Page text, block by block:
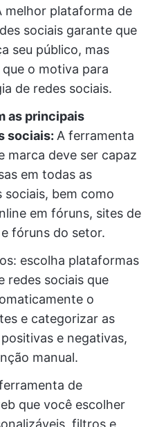
melhor plataforma de
sociais garante que
seu público, mas
o motiva para
de redes sociais.
as principais
sociais: A ferramenta
marca deve ser capaz
em todas as
sociais, bem como
em fóruns, sites de
fóruns do setor.
escolha plataformas
redes sociais que
o
e categorizar as
e negativas,
manual.
de
que você escolher
filtros e